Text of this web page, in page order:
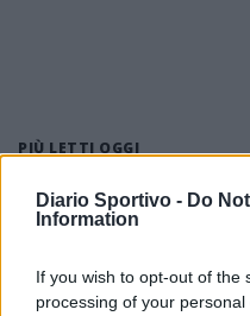
Diario Sportivo - Do
Information
If you wish to opt-out of the
processing of your
PIÙ LETTI OGGI
7 Ago 2026